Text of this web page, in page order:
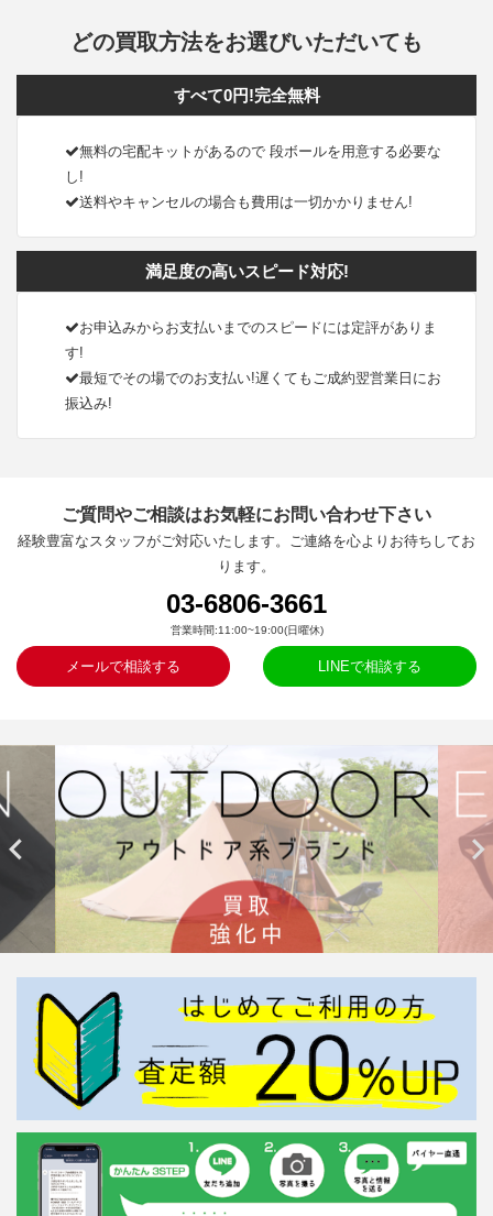
どの買取方法をお選びいただいても
すべて0円!完全無料
無料の宅配キットがあるので 段ボールを用意する必要な
し!
送料やキャンセルの場合も費用は一切かかりません!
満足度の高いスピード対応!
お申込みからお支払いまでのスピードには定評がありま
す!
最短でその場でのお支払い!遅くてもご成約翌営業日にお
振込み!
ご質問やご相談はお気軽にお問い合わせ下さい
経験豊富なスタッフがご対応いたします。ご連絡を心よりお待ちしてお
ります。
03-6806-3661
営業時間:11:00~19:00(日曜休)
メールで相談する LINEで相談する
 